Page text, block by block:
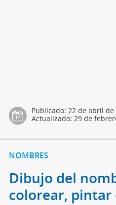
Publicado: 22 de abril de
Actualizado: 29 de
NOMBRES
Dibujo del
colorear,